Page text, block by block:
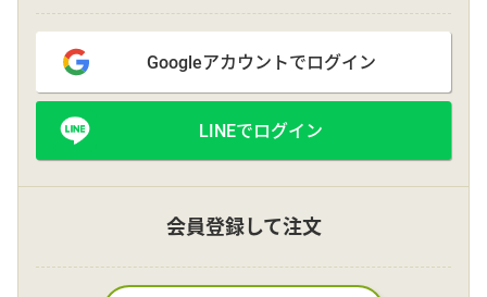
初めてのお客様
プライバシーポリシー
facebook
Language
Googleアカウントでログイン
LINEでログイン
会員登録して注文